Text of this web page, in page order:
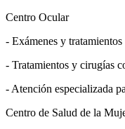
Centro Ocular
- Exámenes y tratamientos
- Tratamientos y cirugías
- Atención especializada
Centro de Salud de la